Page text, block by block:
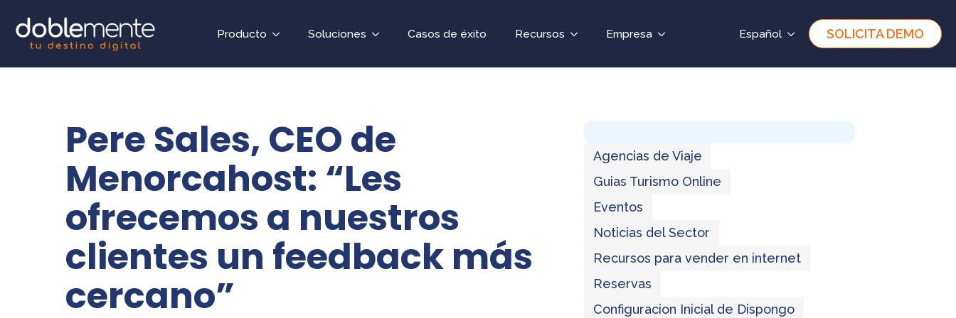
Producto Soluciones Casos de éxito Recursos Empresa Español SOLICITA DEMO
Pere Sales, CEO de
Menorcahost: “Les
ofrecemos a nuestros
clientes un feedback más
cercano”
Agencias de Viaje
Guias Turismo Online
Eventos
Noticias del Sector
Recursos para vender en internet
Reservas
Configuracion Inicial de Dispongo